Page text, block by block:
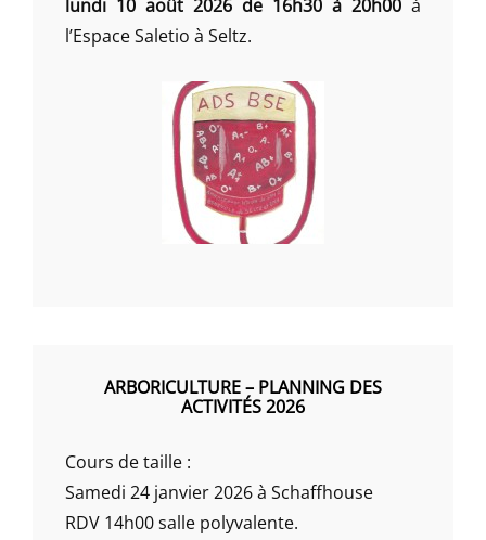
lundi 10 août 2026 de 16h30 à 20h00 à
l’Espace Saletio à Seltz.
ARBORICULTURE – PLANNING DES
ACTIVITÉS 2026
Cours de taille :
Samedi 24 janvier 2026 à Schaffhouse
RDV 14h00 salle polyvalente.